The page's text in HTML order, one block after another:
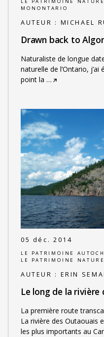
MONONTARIO
AUTEUR : MICHAEL
Drawn back to
Naturaliste de longue
naturelle de l’Ontario, j’ai
point la …
05 déc. 2014
LE PATRIMOINE
LE PATRIMOINE
AUTEUR : ERIN
Le long de la rivière
La première route
La rivière des Outaouais
les plus importants au